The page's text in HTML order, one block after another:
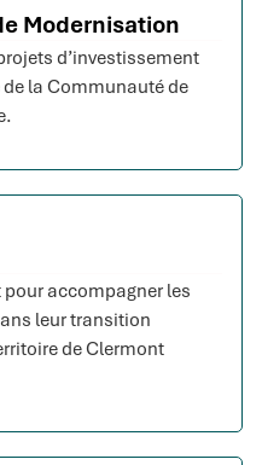
Modernisation
d’investissement
la Communauté de
accompagner les
leur transition
de Clermont